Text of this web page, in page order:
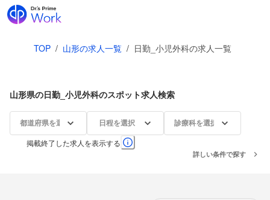
TOP / 山形の求人一覧 / 日勤_小児外科の求人一覧
山形県の日勤_小児外科のスポット求人検索
都道府県を選択 日程を選択 診療科を選択
掲載終了した求人を表示する
詳しい条件で探す